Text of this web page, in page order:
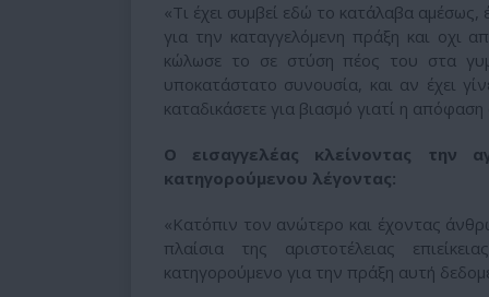
«Τι έχει συμβεί εδώ το κατάλαβα
για την καταγγελόμενη πράξη και οχι
κώλωσε το σε στύση πέος του στα
υποκατάστατο συνουσία, και αν έχει
καταδικάσετε για βιασμό γιατί η
Ο εισαγγελέας κλείνοντας
κατηγορούμενου λέγοντας:
«Κατόπιν τον ανώτερο και έχοντας
πλαίσια της αριστοτέλειας
κατηγορούμενο για την πράξη αυτή